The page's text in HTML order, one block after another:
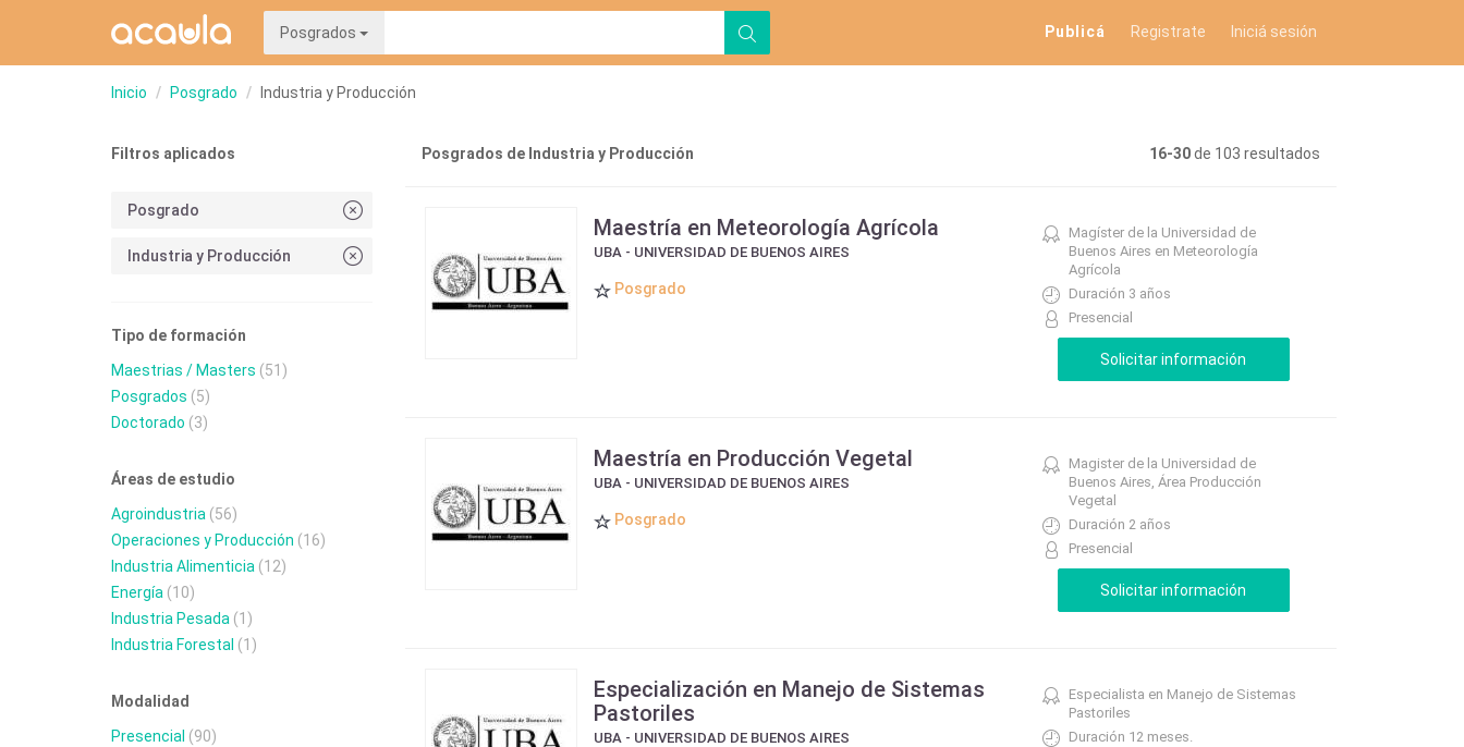
Posgrados Publicá Registrate Iniciá sesión
Inicio Posgrado Industria y Producción
Filtros aplicados
Posgrado
Industria y Producción
Tipo de formación
Maestrias / Masters (51)
Posgrados (5)
Doctorado (3)
Áreas de estudio
Agroindustria (56)
Operaciones y Producción (16)
Industria Alimenticia (12)
Energía (10)
Industria Pesada (1)
Industria Forestal (1)
Modalidad
Presencial (90)
Posgrados de Industria y Producción 16-30de 103 resultados
Maestría en Meteorología Agrícola
UBA - UNIVERSIDAD DE BUENOS AIRES
Posgrado
Magíster de la Universidad de
Buenos Aires en Meteorología
Agrícola
Duración 3 años
Presencial
Maestría en Producción Vegetal
UBA - UNIVERSIDAD DE BUENOS AIRES
Posgrado
Magister de la Universidad de
Buenos Aires, Área Producción
Vegetal
Duración 2 años
Presencial
Especialización en Manejo de Sistemas
Pastoriles
UBA - UNIVERSIDAD DE BUENOS AIRES
Especialista en Manejo de Sistemas
Pastoriles
Duración 12 meses.